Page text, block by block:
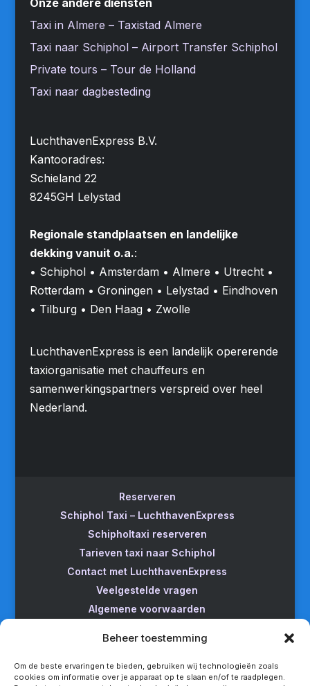
Beheer toestemming
Om de beste ervaringen te bieden, gebruiken wij technologieën zoals
cookies om informatie over je apparaat op te slaan en/of te raadplegen.
Onze andere diensten
Taxi in Almere – Taxistad Almere
Taxi naar Schiphol – Airport Transfer Schiphol
Private tours – Tour de Holland
Taxi naar dagbesteding
LuchthavenExpress B.V.
Kantooradres:
Schieland 22
8245GH Lelystad
Regionale standplaatsen en landelijke
dekking vanuit o.a.:
• Schiphol • Amsterdam • Almere • Utrecht •
Rotterdam • Groningen • Lelystad • Eindhoven
• Tilburg • Den Haag • Zwolle
LuchthavenExpress is een landelijk opererende
taxiorganisatie met chauffeurs en
samenwerkingspartners verspreid over heel
Nederland.
Reserveren
Schiphol Taxi – LuchthavenExpress
Schipholtaxi reserveren
Tarieven taxi naar Schiphol
Contact met LuchthavenExpress
Veelgestelde vragen
Algemene voorwaarden
Taxi van Almere naar Schiphol
Taxi Amsterdam naar Schiphol